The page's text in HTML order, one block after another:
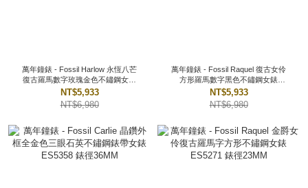
萬年鐘錶 - Fossil Harlow 永恆八芒
復古羅馬數字玫瑰金色不鏽鋼女錶
ES5386 錶徑27MM
NT$5,933
NT$6,980
萬年鐘錶 - Fossil Raquel 復古女伶
方形羅馬數字黑色不鏽鋼女錶
ES5385 錶徑23MM
NT$5,933
NT$6,980